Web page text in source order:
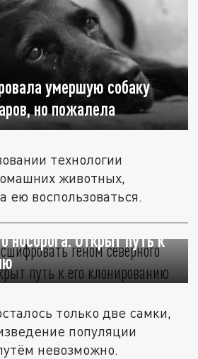
умершую собаку
но пожалела
технологии
животных,
воспользоваться.
геном
носорога. Открыт путь к
только две самки,
популяции
невозможно.